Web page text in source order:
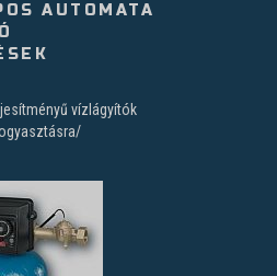
AUTOMATA
vízlágyítók